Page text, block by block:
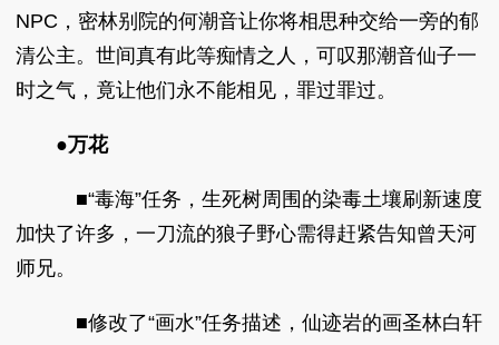
NPC，密林别院的何潮音让你将相思种交给一旁的郁
清公主。世间真有此等痴情之人，可叹那潮音仙子一
时之气，竟让他们永不能相见，罪过罪过。
●万花
■“毒海”任务，生死树周围的染毒土壤刷新速度
加快了许多，一刀流的狼子野心需得赶紧告知曾天河
师兄。
■修改了“画水”任务描述，仙迹岩的画圣林白轩